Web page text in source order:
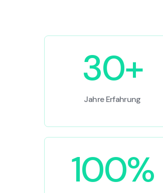
30+
Jahre Erfahrung
100%